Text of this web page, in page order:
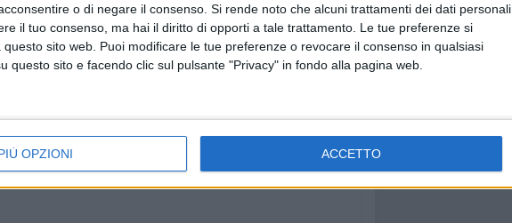
o di negare il consenso. Si rende noto che alcuni trattamenti dei dati personali
il tuo consenso, ma hai il diritto di opporti a tale trattamento. Le tue preferenze si
sito web. Puoi modificare le tue preferenze o revocare il consenso in qualsiasi
questo sito e facendo clic sul pulsante "Privacy" in fondo alla pagina web.
OPZIONI ACCETTO
6 AGOSTO 2026
FareAmbiente Andria racconta
come si vive la sostenibilità”